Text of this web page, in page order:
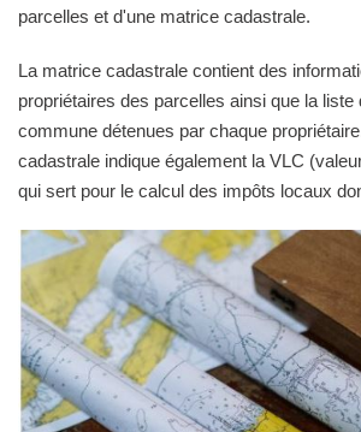
parcelles et d'une matrice cadastrale.
La matrice cadastrale contient des
propriétaires des parcelles ainsi que la
commune détenues par chaque
cadastrale indique également la VLC
qui sert pour le calcul des impôts locaux